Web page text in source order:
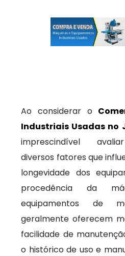
Ao considerar o
Industriais Usadas no
imprescindível
diversos fatores que
longevidade dos
procedência da
equipamentos de
geralmente oferecem
facilidade de
o histórico de uso e